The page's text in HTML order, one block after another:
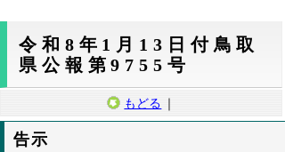
令和8年1月13日付鳥取
県公報第9755号
もどる ｜
告示